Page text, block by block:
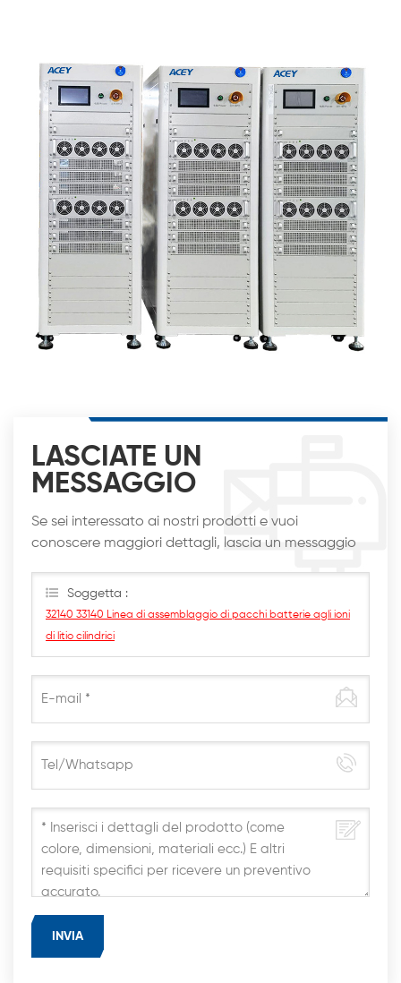
LASCIATE UN
MESSAGGIO
Se sei interessato ai nostri prodotti e vuoi
conoscere maggiori dettagli, lascia un messaggio
Soggetta :
32140 33140 Linea di assemblaggio di pacchi batterie agli ioni
di litio cilindrici